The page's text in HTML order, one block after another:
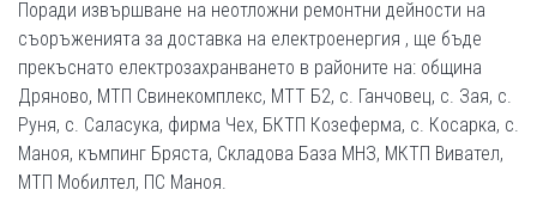
Поради извършване на неотложни ремонтни дейности на
съоръженията за доставка на електроенергия , ще бъде
прекъснато електрозахранването в районите на: община
Дряново, МТП Свинекомплекс, МТТ Б2, с. Ганчовец, с. Зая, с.
Руня, с. Саласука, фирма Чех, БКТП Козеферма, с. Косарка, с.
Маноя, къмпинг Бряста, Складова База МНЗ, МКТП Вивател,
МТП Мобилтел, ПС Маноя.